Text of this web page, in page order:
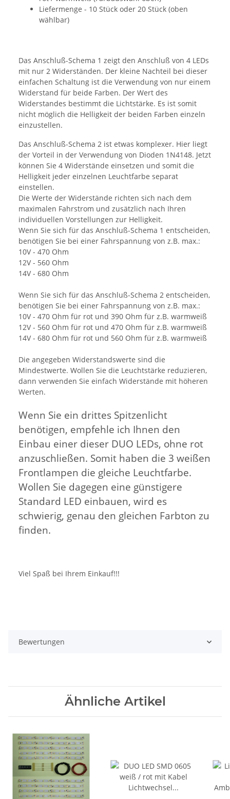
Liefermenge - 10 Stück oder 20 Stück (oben
wählbar)
Das Anschluß-Schema 1 zeigt den Anschluß von 4 LEDs
mit nur 2 Widerständen. Der kleine Nachteil bei dieser
einfachen Schaltung ist die Verwendung von nur einem
Widerstand für beide Farben. Der Wert des
Widerstandes bestimmt die Lichtstärke. Es ist somit
nicht möglich die Helligkeit der beiden Farben einzeln
einzustellen.
Das Anschluß-Schema 2 ist etwas komplexer. Hier liegt
der Vorteil in der Verwendung von Dioden 1N4148. Jetzt
können Sie 4 Widerstände einsetzen und somit die
Helligkeit jeder einzelnen Leuchtfarbe separat
einstellen.
Die Werte der Widerstände richten sich nach dem
maximalen Fahrstrom und zusätzlich nach Ihren
individuellen Vorstellungen zur Helligkeit.
Wenn Sie sich für das Anschluß-Schema 1 entscheiden,
benötigen Sie bei einer Fahrspannung von z.B. max.:
10V - 470 Ohm
12V - 560 Ohm
14V - 680 Ohm
Wenn Sie sich für das Anschluß-Schema 2 entscheiden,
benötigen Sie bei einer Fahrspannung von z.B. max.:
10V - 470 Ohm für rot und 390 Ohm für z.B. warmweiß
12V - 560 Ohm für rot und 470 Ohm für z.B. warmweiß
14V - 680 Ohm für rot und 560 Ohm für z.B. warmweiß
Die angegeben Widerstandswerte sind die
Mindestwerte. Wollen Sie die Leuchtstärke reduzieren,
dann verwenden Sie einfach Widerstände mit höheren
Werten.
Wenn Sie ein drittes Spitzenlicht
benötigen, empfehle ich Ihnen den
Einbau einer dieser DUO LEDs, ohne rot
anzuschließen. Somit haben die 3 weißen
Frontlampen die gleiche Leuchtfarbe.
Wollen Sie dagegen eine günstigere
Standard LED einbauen, wird es
schwierig, genau den gleichen Farbton zu
finden.
Viel Spaß bei Ihrem Einkauf!!!
Bewertungen
Ähnliche Artikel